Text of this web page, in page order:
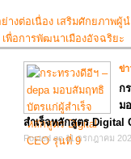
ข่า
ก
ม
สำเร็จหลักสูตร Digital
Posted on 11 กรกฎาคม